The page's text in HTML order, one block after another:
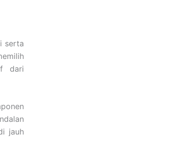
serta
dari
jauh